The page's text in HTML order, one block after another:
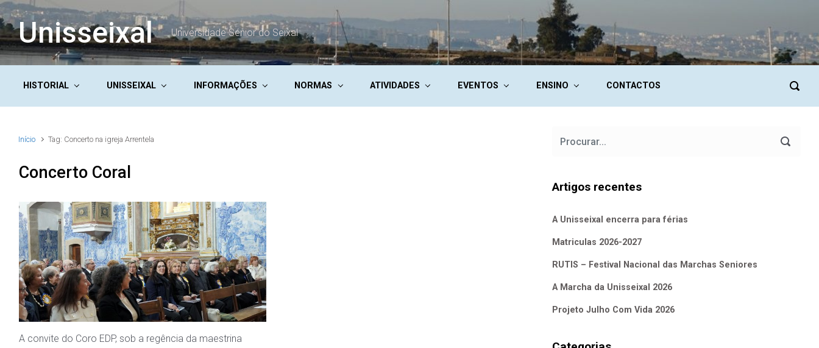
Skip to main content
Unisseixal Universidade Sénior do Seixal
HISTORIAL UNISSEIXAL INFORMAÇÕES NORMAS ATIVIDADES EVENTOS ENSINO CONTACTOS
Início Tag: Concerto na igreja Arrentela
Concerto Coral
A convite do Coro EDP, sob a regência da maestrina
Artigos recentes
A Unisseixal encerra para férias
Matriculas 2026-2027
RUTIS – Festival Nacional das Marchas Seniores
A Marcha da Unisseixal 2026
Projeto Julho Com Vida 2026